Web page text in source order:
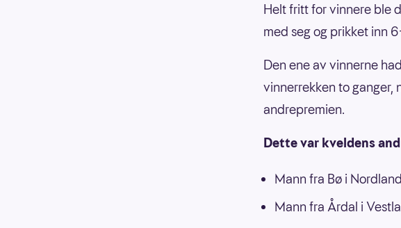
Helt fritt for vinnere ble
med seg og prikket inn
Den ene av vinnerne
vinnerrekken to ganger,
andrepremien.
Dette var kveldens
Mann fra Bø i
Mann fra Årdal i